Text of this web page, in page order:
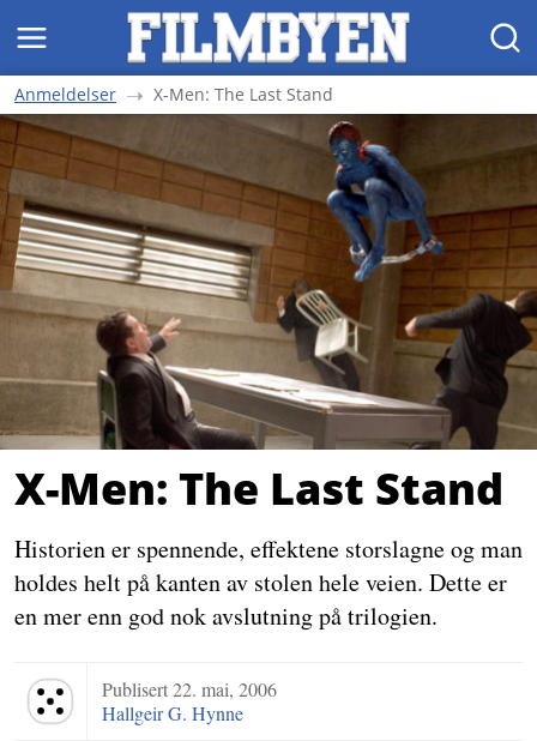
MENY SØK
Anmeldelser X-Men: The Last Stand
X-Men: The Last Stand
Historien er spennende, effektene storslagne og man
holdes helt på kanten av stolen hele veien. Dette er
en mer enn god nok avslutning på trilogien.
Terningkast 5Publisert22. mai, 2006
Hallgeir G. Hynne